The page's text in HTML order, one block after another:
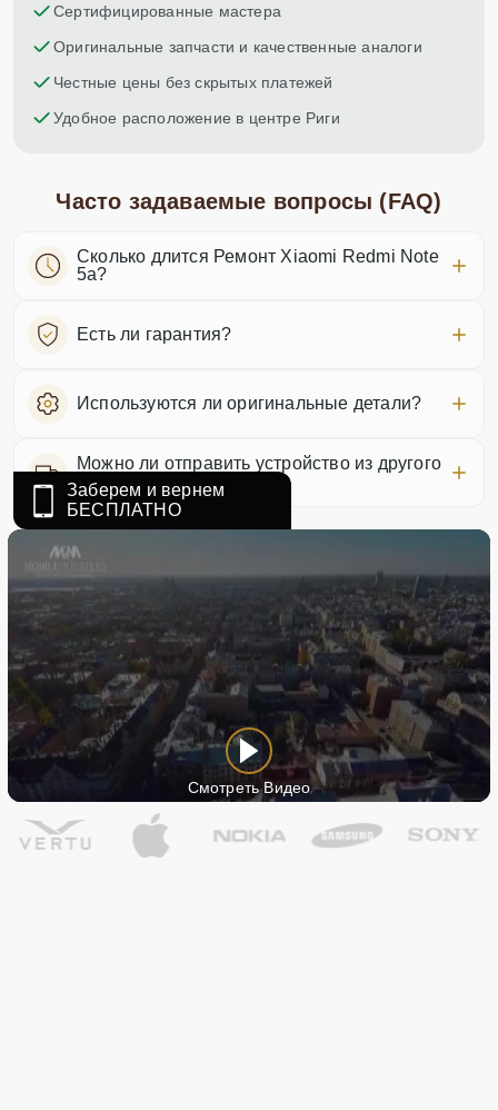
Сертифицированные мастера
Оригинальные запчасти и качественные аналоги
Честные цены без скрытых платежей
Удобное расположение в центре Риги
Часто задаваемые вопросы (FAQ)
Сколько длится Ремонт Xiaomi Redmi Note
5a?
Есть ли гарантия?
Используются ли оригинальные детали?
Можно ли отправить устройство из другого
города?
Заберем и вернем
БЕСПЛАТНО
Смотреть Видео